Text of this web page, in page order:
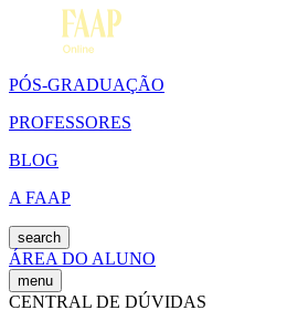
PÓS-GRADUAÇÃO
PROFESSORES
BLOG
A FAAP
search
ÁREA DO ALUNO
menu
CENTRAL DE DÚVIDAS